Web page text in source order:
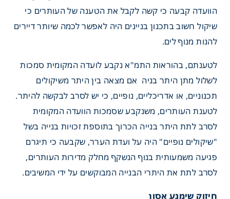
הוועדה קבעה כי קשה לקבל את הטענה של העותרים כי
שיקול חשוב בתכנון בניינים היה לאפשר לכמה שיותר דיירים
להנות מנוף לים.
לטענתם, בהוראות התמ"א נקבע לועדה המקומית סמכות
לשלול מתן היתר בניה אם מצאה בין היתר משיקולים
תכנוניים, או אדריכליים, נופיים, כי יש לסרב לבקשה להיתר.
לטענת העותרים, משנקבע שסמכות הוועדה המקומית
לסרב לתת היתר בנייה הכרוך בתוספת זכויות בנייה בשל
"שיקולים נופיים" היה על ועדת הערר, שקבעה כי תיגרם
פגיעה משמעותית בנוף הנשקף מחלק מדירות העותרים,
לסרב לתת את היתרי הבנייה המבוקשים על ידי המשיבים.
חיזוק שימנע אסון